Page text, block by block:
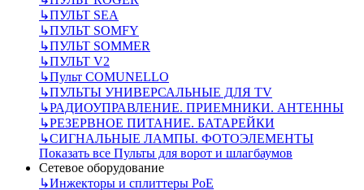
↳ПУЛЬТ SEA
↳ПУЛЬТ SOMFY
↳ПУЛЬТ SOMMER
↳ПУЛЬТ V2
↳Пульт СOMUNELLO
↳ПУЛЬТЫ УНИВЕРСАЛЬНЫЕ ДЛЯ TV
↳РАДИОУПРАВЛЕНИЕ. ПРИЕМНИКИ. АНТЕННЫ
↳РЕЗЕРВНОЕ ПИТАНИЕ. БАТАРЕЙКИ
↳СИГНАЛЬНЫЕ ЛАМПЫ. ФОТОЭЛЕМЕНТЫ
Показать все Пульты для ворот и шлагбаумов
Сетевое оборудование
↳Инжекторы и сплиттеры РоЕ